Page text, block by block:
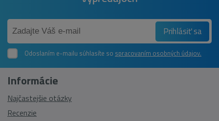
Prihlásiť sa
Odoslaním e-mailu súhlasíte so spracovaním osobných údajov.
Informácie
Najčastejšie otázky
Recenzie